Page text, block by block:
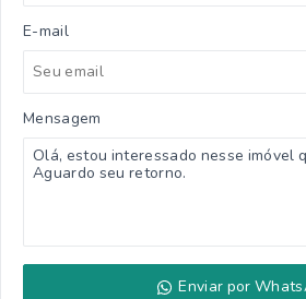
E-mail
Mensagem
Enviar por